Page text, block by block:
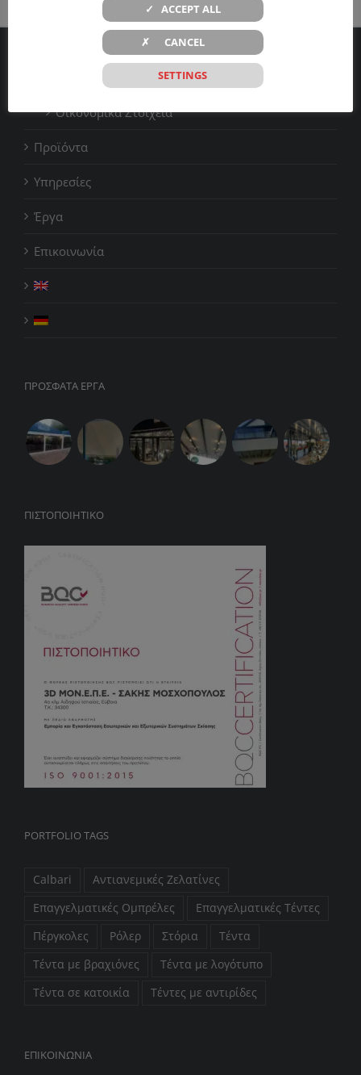
Οικονομικά Στοιχεία
Προϊόντα
Υπηρεσίες
Έργα
Επικοινωνία
ΠΡΟΣΦΑΤΑ ΕΡΓΑ
ΠΙΣΤΟΠΟΙΗΤΙΚΌ
PORTFOLIO TAGS
Calbari
Αντιανεμικές Ζελατίνες
Επαγγελματικές Ομπρέλες
Επαγγελματικές Τέντες
Πέργκολες
Ρόλερ Στόρια
Τέντα
Τέντα με βραχιόνες
Τέντα με λογότυπο
Τέντα σε κατοικία
Τέντες με αντιρίδες
ΕΠIΚΟΙΝΩΝΙΑ
SETTINGS
✓ ACCEPT ALL
✗ CANCEL